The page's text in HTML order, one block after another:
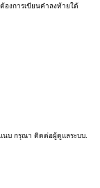
องการเขียนคำลงท้ายใต้
บ กรุณา ติดต่อผู้ดูแลระบบ.